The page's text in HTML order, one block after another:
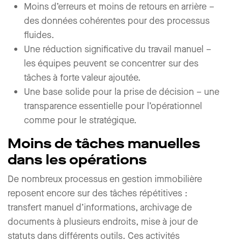
Moins d’erreurs et moins de retours en arrière –
des données cohérentes pour des processus
fluides.
Une réduction significative du travail manuel –
les équipes peuvent se concentrer sur des
tâches à forte valeur ajoutée.
Une base solide pour la prise de décision – une
transparence essentielle pour l’opérationnel
comme pour le stratégique.
Moins de tâches manuelles
dans les opérations
De nombreux processus en gestion immobilière
reposent encore sur des tâches répétitives :
transfert manuel d’informations, archivage de
documents à plusieurs endroits, mise à jour de
statuts dans différents outils. Ces activités